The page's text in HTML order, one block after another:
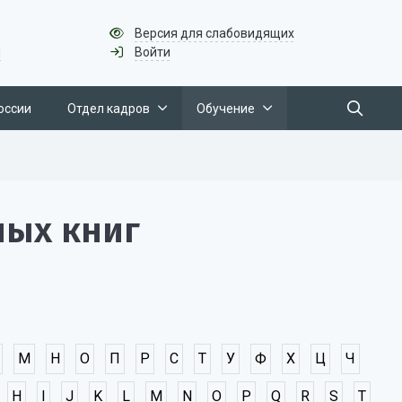
Версия для слабовидящих
Войти
Отдел кадров Обучение
книг
М Н О П Р С Т У Ф Х Ц Ч
H I J K L M N O P Q R S T